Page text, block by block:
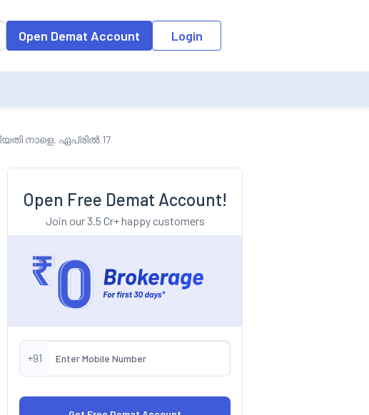
data into the input field, the suggestion list will be updated as per the
Open Demat Account Login
നാളെ, ഏപ്രിൽ 17
Open Free Demat Account!
Join our 3.5 Cr+ happy customers
+91